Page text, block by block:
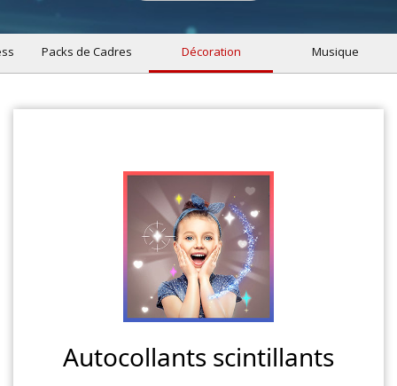
Packs de Cadres Décoration Musique
Autocollants scintillants